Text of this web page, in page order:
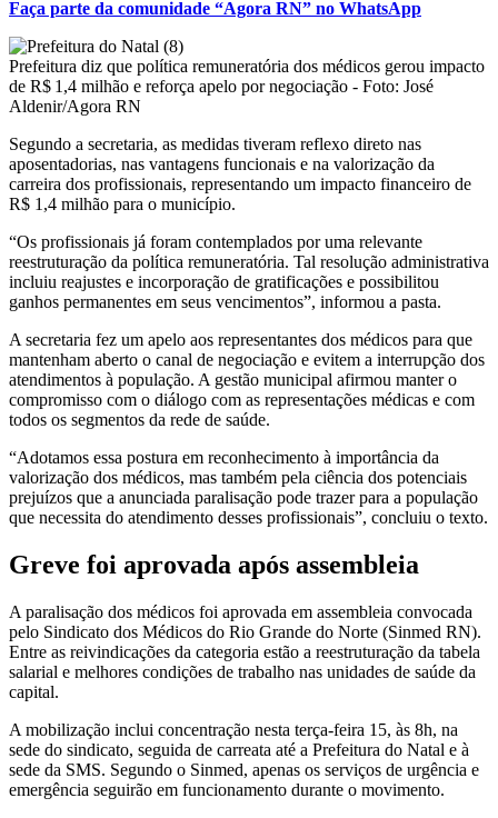
Faça parte da comunidade “Agora RN” no WhatsApp
Prefeitura diz que política remuneratória dos médicos gerou impacto
de R$ 1,4 milhão e reforça apelo por negociação - Foto: José
Aldenir/Agora RN
Segundo a secretaria, as medidas tiveram reflexo direto nas
aposentadorias, nas vantagens funcionais e na valorização da
carreira dos profissionais, representando um impacto financeiro de
R$ 1,4 milhão para o município.
“Os profissionais já foram contemplados por uma relevante
reestruturação da política remuneratória. Tal resolução administrativa
incluiu reajustes e incorporação de gratificações e possibilitou
ganhos permanentes em seus vencimentos”, informou a pasta.
A secretaria fez um apelo aos representantes dos médicos para que
mantenham aberto o canal de negociação e evitem a interrupção dos
atendimentos à população. A gestão municipal afirmou manter o
compromisso com o diálogo com as representações médicas e com
todos os segmentos da rede de saúde.
“Adotamos essa postura em reconhecimento à importância da
valorização dos médicos, mas também pela ciência dos potenciais
prejuízos que a anunciada paralisação pode trazer para a população
que necessita do atendimento desses profissionais”, concluiu o texto.
Greve foi aprovada após assembleia
A paralisação dos médicos foi aprovada em assembleia convocada
pelo Sindicato dos Médicos do Rio Grande do Norte (Sinmed RN).
Entre as reivindicações da categoria estão a reestruturação da tabela
salarial e melhores condições de trabalho nas unidades de saúde da
capital.
A mobilização inclui concentração nesta terça-feira 15, às 8h, na
sede do sindicato, seguida de carreata até a Prefeitura do Natal e à
sede da SMS. Segundo o Sinmed, apenas os serviços de urgência e
emergência seguirão em funcionamento durante o movimento.